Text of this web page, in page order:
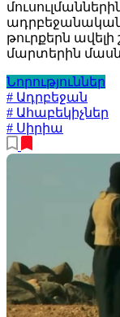
ադրբեջանական
թուրքերն
մարտերին
Նորություններ
# Ադրբեջան
# Ահաբեկիչներ
# Սիրիա